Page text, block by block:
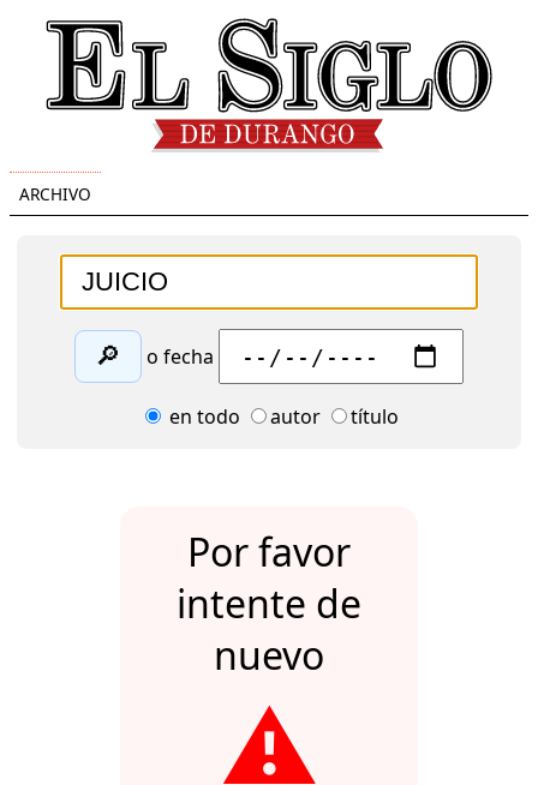
ARCHIVO
🔎 o fecha
en todo autor título
Por favor
intente de
nuevo
⚠️